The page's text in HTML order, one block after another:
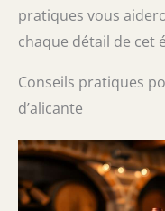
pratiques vous
chaque détail de cet
Conseils pratiques
d’alicante